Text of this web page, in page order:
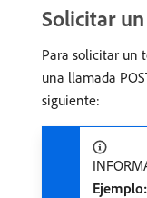
Solicitar
Para solicitar un
una llamada
siguiente:
Ejemplo: